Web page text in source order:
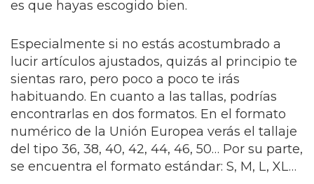
es que hayas escogido bien.
Especialmente si no estás acostumbrado a
lucir artículos ajustados, quizás al principio te
sientas raro, pero poco a poco te irás
habituando. En cuanto a las tallas, podrías
encontrarlas en dos formatos. En el formato
numérico de la Unión Europea verás el tallaje
del tipo 36, 38, 40, 42, 44, 46, 50… Por su parte,
se encuentra el formato estándar: S, M, L, XL…